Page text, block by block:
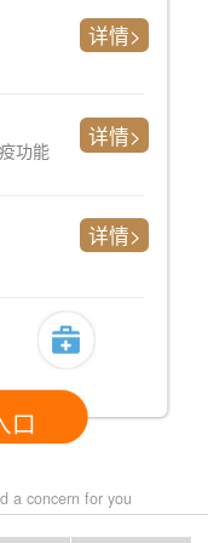
便捷
详情>
方案
详情>
因素
详情>
口
a concern for you